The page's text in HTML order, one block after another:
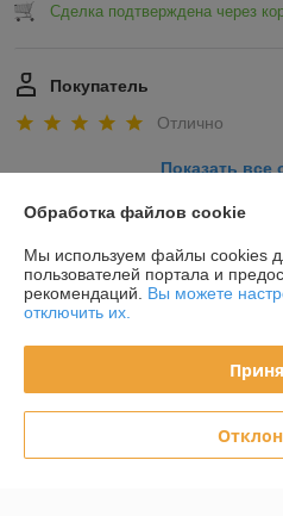
Сделка подтверждена через
Покупатель
Отлично
Показать все
О нас
Контакты
График работы
Обработка файлов cookie
Мы используем файлы cookies
пользователей портала и
рекомендаций. Вы можете
отключить их.